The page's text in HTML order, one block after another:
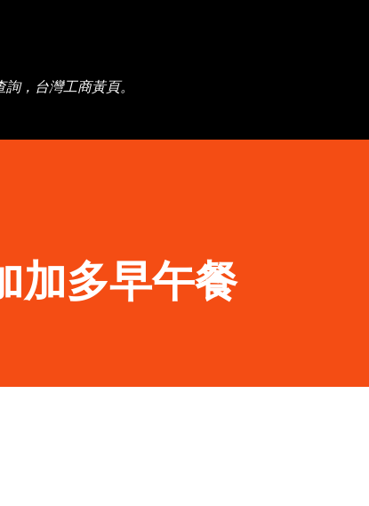
，台灣工商黃頁。
加多早午餐